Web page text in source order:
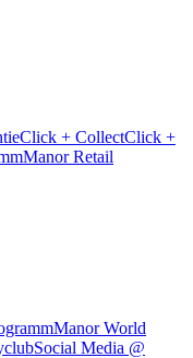
Click + CollectClick +
Manor Retail
Manor World
Social Media @